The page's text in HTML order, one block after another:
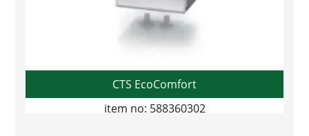
CTS EcoComfort
item no: 588360302